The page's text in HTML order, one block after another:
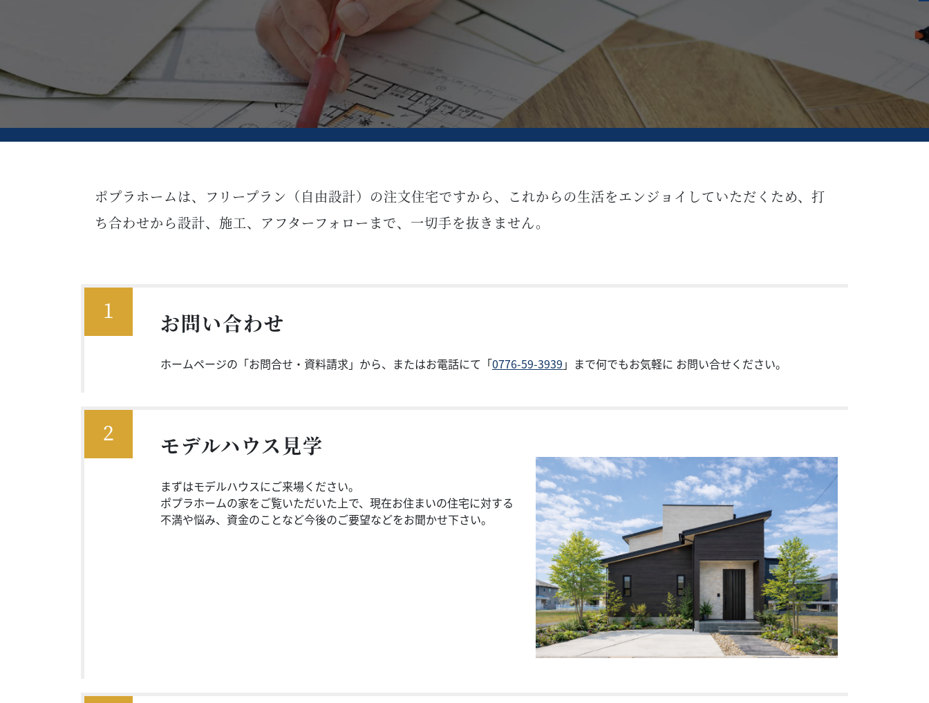
ポプラホームは、フリープラン（自由設計）の注文住宅ですから、これからの生活をエンジョイしていただくため、打
ち合わせから設計、施工、アフターフォローまで、一切手を抜きません。
1 お問い合わせ
ホームページの「お問合せ・資料請求」から、またはお電話にて「0776-59-3939 」まで何でもお気軽に お問い合せください。
2 モデルハウス見学
まずはモデルハウスにご来場ください。
ポプラホームの家をご覧いただいた上で、現在お住まいの住宅に対する
不満や悩み、資金のことなど今後のご要望などをお聞かせ下さい。